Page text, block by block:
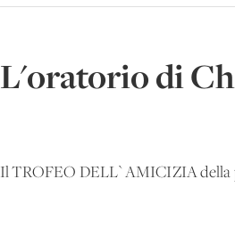
L'oratorio di
Il TROFEO DELL`AMICIZIA della